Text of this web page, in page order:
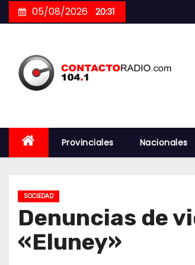
to
05/08/2026 20:31
Provinciales Nacionales
SOCIEDAD
Denuncias de
«Eluney»